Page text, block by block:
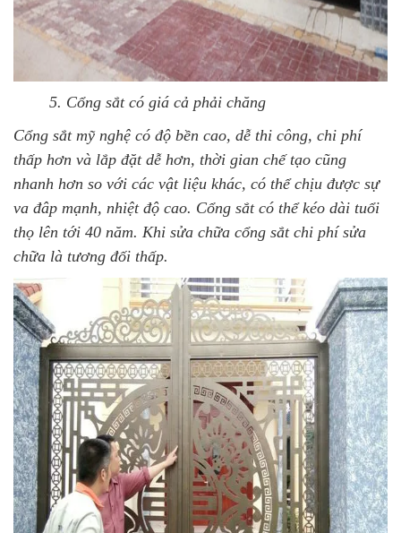
5. Cổng sắt có giá cả phải chăng
Cổng sắt mỹ nghệ có độ bền cao, dễ thi công, chi phí
thấp hơn và lắp đặt dễ hơn, thời gian chế tạo cũng
nhanh hơn so với các vật liệu khác, có thể chịu được sự
va đâp mạnh, nhiệt độ cao. Cổng sắt có thể kéo dài tuổi
thọ lên tới 40 năm. Khi sửa chữa cổng sắt chi phí sửa
chữa là tương đối thấp.